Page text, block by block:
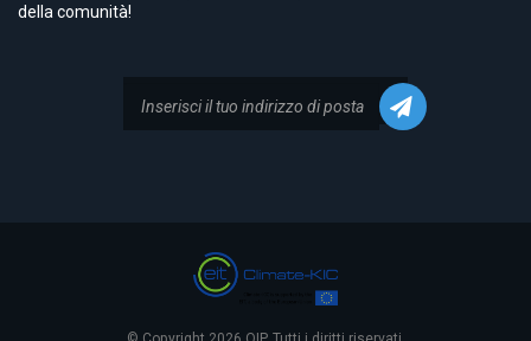
della comunità!